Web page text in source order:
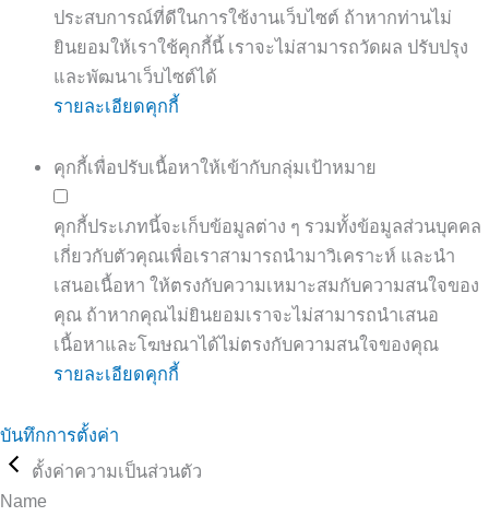
ประสบการณ์ที่ดีในการใช้งานเว็บไซต์ ถ้าหากท่านไม่
ยินยอมให้เราใช้คุกกี้นี้ เราจะไม่สามารถวัดผล ปรับปรุง
และพัฒนาเว็บไซต์ได้
รายละเอียดคุกกี้
คุกกี้เพื่อปรับเนื้อหาให้เข้ากับกลุ่มเป้าหมาย
คุกกี้ประเภทนี้จะเก็บข้อมูลต่าง ๆ รวมทั้งข้อมูลส่วนบุคคล
เกี่ยวกับตัวคุณเพื่อเราสามารถนำมาวิเคราะห์ และนำ
เสนอเนื้อหา ให้ตรงกับความเหมาะสมกับความสนใจของ
คุณ ถ้าหากคุณไม่ยินยอมเราจะไม่สามารถนำเสนอ
เนื้อหาและโฆษณาได้ไม่ตรงกับความสนใจของคุณ
รายละเอียดคุกกี้
บันทึกการตั้งค่า
ตั้งค่าความเป็นส่วนตัว
Name